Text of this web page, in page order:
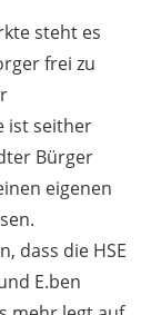
steht es
frei zu
ist seither
Bürger
eigenen
dass die HSE
E.ben